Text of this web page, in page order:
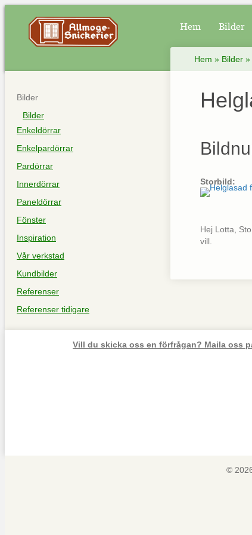
Hem Bilder
Bilder
Bilder
Enkeldörrar
Enkelpardörrar
Pardörrar
Innerdörrar
Paneldörrar
Fönster
Inspiration
Vår verkstad
Kundbilder
Referenser
Referenser tidigare
Hem » Bilder»
Storbild:
Hej Lotta,
vill.
Vill du skicka oss en förfrågan? Maila oss
©